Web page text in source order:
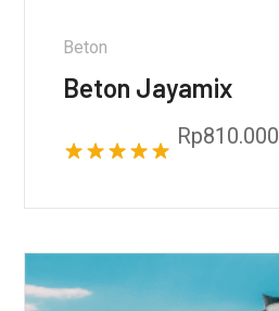
Beton
Beton Jayamix
Rp810.000